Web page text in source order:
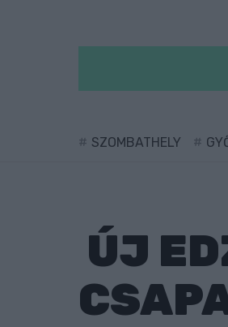
SZOMBATHELY
ÚJ